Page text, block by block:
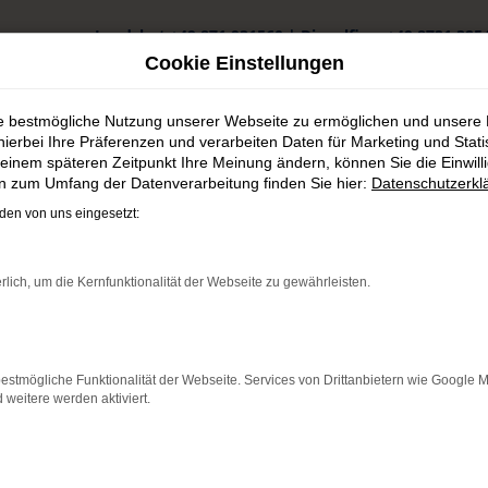
Landshut +49 871 931560|Dingolfing +49 8731
gebraucht in Landshut günstig kaufen
in Landshut günstig kaufen
sicherer Autokauf für Landshut
unterwegs sein möchten, empfehlen wir Ihnen einen
aktuellen Modellgeneration als auch in älteren Auflagen
tiefen Verankerung in Landshut und Umgebung sind wir
halten oftmals gleich mehrere Modelle für Sie auf Lager.
Cookie Einstellungen
bestmögliche Nutzung unserer Webseite zu ermöglichen und unsere
Ihre Präferenzen und verarbeiten Daten für Marketing und
späteren Zeitpunkt Ihre Meinung ändern, können Sie die
zum Umfang der Datenverarbeitung finden Sie hier:
von uns eingesetzt:
um die Kernfunktionalität der Webseite zu gewährleisten.
Funktionalität der Webseite. Services von Drittanbietern wie Google
weitere werden aktiviert.